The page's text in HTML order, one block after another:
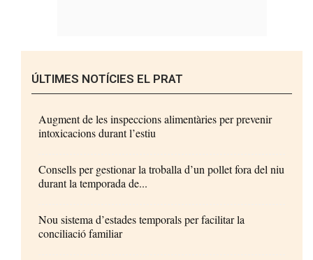
ÚLTIMES NOTÍCIES EL PRAT
Augment de les inspeccions alimentàries per prevenir
intoxicacions durant l’estiu
Consells per gestionar la troballa d’un pollet fora del niu
durant la temporada de...
Nou sistema d’estades temporals per facilitar la
conciliació familiar